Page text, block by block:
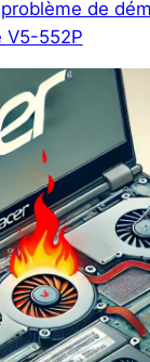
de
V5-552P